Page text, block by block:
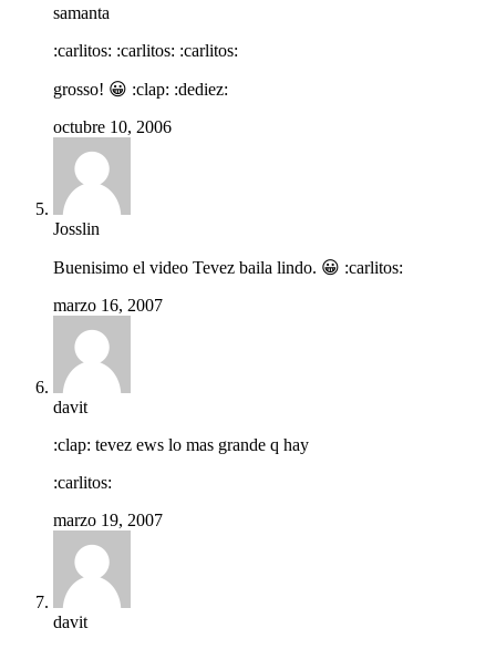
samanta
:carlitos: :carlitos: :carlitos:
grosso! 😀 :clap: :dediez:
octubre 10, 2006
Josslin
Buenisimo el video Tevez baila lindo. 😀 :carlitos:
marzo 16, 2007
davit
:clap: tevez ews lo mas grande q hay
:carlitos:
marzo 19, 2007
davit